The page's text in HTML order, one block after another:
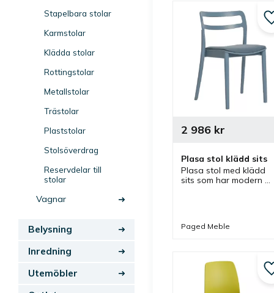
Plasa stol klädd sits
Plasa stol med klädd
sits som har modern
olika miljöer.
2 986kr
Paged Meble
Stapelbara stolar
Karmstolar
Klädda stolar
Rottingstolar
Metallstolar
Trästolar
Plaststolar
Stolsöverdrag
Reservdelar till
stolar
Vagnar
Belysning
Inredning
Utemöbler